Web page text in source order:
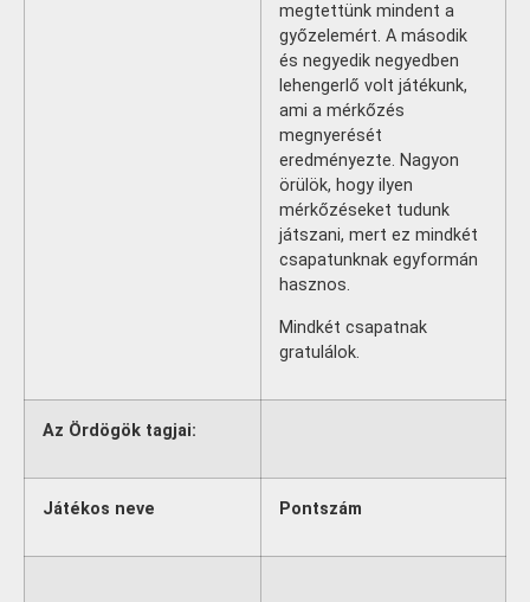
megtettünk mindent a
győzelemért. A második
és negyedik negyedben
lehengerlő volt játékunk,
ami a mérkőzés
megnyerését
eredményezte. Nagyon
örülök, hogy ilyen
mérkőzéseket tudunk
játszani, mert ez mindkét
csapatunknak egyformán
hasznos.
Mindkét csapatnak
gratulálok.
Az Ördögök tagjai:
Játékos neve Pontszám